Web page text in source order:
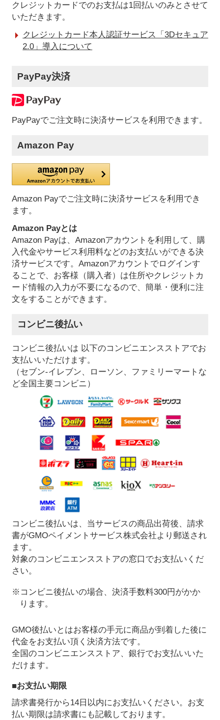
クレジットカードでのお支払は1回払いのみとさせて
いただきます。
クレジットカード本人認証サービス「3Dセキュア
2.0」導入について
PayPay決済
PayPayでご注文時に決済サービスを利用できます。
Amazon Pay
Amazon Payでご注文時に決済サービスを利用でき
ます。
Amazon Payとは
Amazon Payは、Amazonアカウントを利用して、購
入代金やサービス利用料などのお支払いができる決
済サービスです。Amazonアカウントでログインす
ることで、お客様（購入者）は住所やクレジットカ
ード情報の入力が不要になるので、簡単・便利に注
文をすることができます。
コンビニ後払い
コンビニ後払いは 以下のコンビニエンスストアでお
支払いいただけます。
（セブン-イレブン、ローソン、ファミリーマートな
ど全国主要コンビニ）
コンビニ後払いは、当サービスの商品出荷後、請求
書がGMOペイメントサービス株式会社より郵送され
ます。
対象のコンビニエンスストアの窓口でお支払いくだ
さい。
※コンビニ後払いの場合、決済手数料300円がかか
ります。
GMO後払いとはお客様の手元に商品が到着した後に
代金をお支払い頂く決済方法です。
全国のコンビニエンスストア、銀行でお支払いいた
だけます。
■お支払い期限
請求書発行から14日以内にお支払いください。お支
払い期限は請求書にも記載しております。